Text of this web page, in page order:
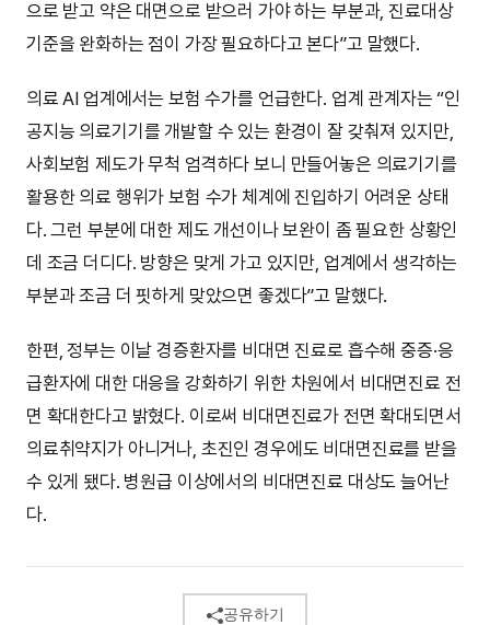
으로 받고 약은 대면으로 받으러 가야 하는 부분과, 진료대상
기준을 완화하는 점이 가장 필요하다고 본다”고 말했다.
의료 AI 업계에서는 보험 수가를 언급한다. 업계 관계자는 “인
공지능 의료기기를 개발할 수 있는 환경이 잘 갖춰져 있지만,
사회보험 제도가 무척 엄격하다 보니 만들어놓은 의료기기를
활용한 의료 행위가 보험 수가 체계에 진입하기 어려운 상태
다. 그런 부분에 대한 제도 개선이나 보완이 좀 필요한 상황인
데 조금 더디다. 방향은 맞게 가고 있지만, 업계에서 생각하는
부분과 조금 더 핏하게 맞았으면 좋겠다”고 말했다.
한편, 정부는 이날 경증환자를 비대면 진료로 흡수해 중증·응
급환자에 대한 대응을 강화하기 위한 차원에서 비대면진료 전
면 확대한다고 밝혔다. 이로써 비대면진료가 전면 확대되면서
의료취약지가 아니거나, 초진인 경우에도 비대면진료를 받을
수 있게 됐다. 병원급 이상에서의 비대면진료 대상도 늘어난
다.
공유하기